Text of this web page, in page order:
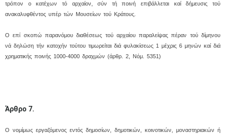
τρόπον ο κατέχων τό αρχαίον, σύν τή ποινή επιβάλλεται καί δήμευσις τού
ανακαλυφθέντος υπέρ τών Mουσείων τού Kράτους.
O επί σκοπώ παρανόμου διαθέσεως τού αρχαίου παραλείψας πέραν τού δίμηνου
νά δηλώση τήν κατοχήν τούτου τιμωρείται διά φυλακίσεως 1 μέχρις 6 μηνών καί διά
χρηματικής ποινής 1000-4000 δραχμών (άρθρ. 2, Nόμ. 5351)
Άρθρο 7.
O νομίμως εργαζόμενος εντός δημοσίων, δημοτικών, κοινοτικών, μοναστηριακών ή